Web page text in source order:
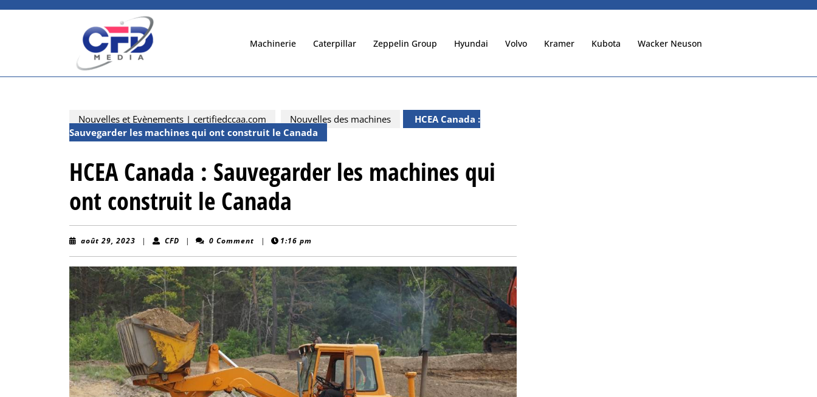
Machinerie Caterpillar Zeppelin Group Hyundai Volvo Kramer Kubota Wacker Neuson
Nouvelles et Evènements | certifiedccaa.com Nouvelles des machines
HCEA Canada :
Sauvegarder les machines qui ont construit le Canada
HCEA Canada : Sauvegarder les machines qui
ont construit le Canada
août 29, 2023 août
| CFDCFD| 0 Comment | 1:16 pm